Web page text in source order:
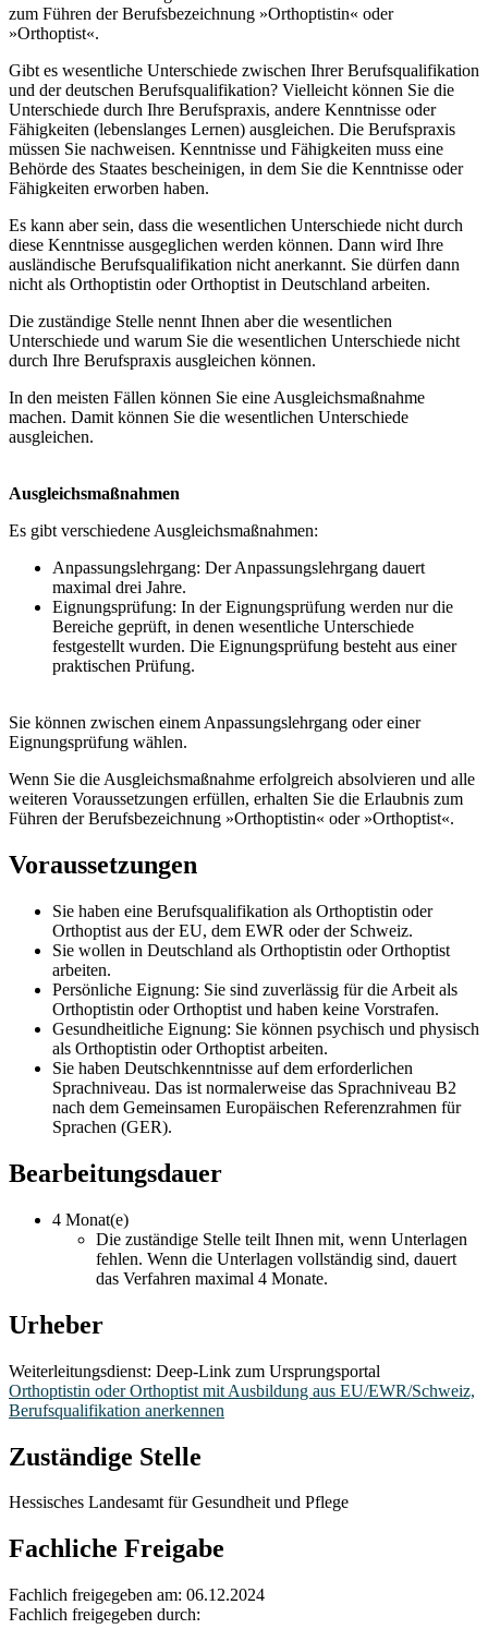
zum Führen der Berufsbezeichnung »Orthoptistin« oder
»Orthoptist«.
Gibt es wesentliche Unterschiede zwischen Ihrer Berufsqualifikation
und der deutschen Berufsqualifikation? Vielleicht können Sie die
Unterschiede durch Ihre Berufspraxis, andere Kenntnisse oder
Fähigkeiten (lebenslanges Lernen) ausgleichen. Die Berufspraxis
müssen Sie nachweisen. Kenntnisse und Fähigkeiten muss eine
Behörde des Staates bescheinigen, in dem Sie die Kenntnisse oder
Fähigkeiten erworben haben.
Es kann aber sein, dass die wesentlichen Unterschiede nicht durch
diese Kenntnisse ausgeglichen werden können. Dann wird Ihre
ausländische Berufsqualifikation nicht anerkannt. Sie dürfen dann
nicht als Orthoptistin oder Orthoptist in Deutschland arbeiten.
Die zuständige Stelle nennt Ihnen aber die wesentlichen
Unterschiede und warum Sie die wesentlichen Unterschiede nicht
durch Ihre Berufspraxis ausgleichen können.
In den meisten Fällen können Sie eine Ausgleichsmaßnahme
machen. Damit können Sie die wesentlichen Unterschiede
ausgleichen.
Ausgleichsmaßnahmen
Es gibt verschiedene Ausgleichsmaßnahmen:
Anpassungslehrgang: Der Anpassungslehrgang dauert
maximal drei Jahre.
Eignungsprüfung: In der Eignungsprüfung werden nur die
Bereiche geprüft, in denen wesentliche Unterschiede
festgestellt wurden. Die Eignungsprüfung besteht aus einer
praktischen Prüfung.
Sie können zwischen einem Anpassungslehrgang oder einer
Eignungsprüfung wählen.
Wenn Sie die Ausgleichsmaßnahme erfolgreich absolvieren und alle
weiteren Voraussetzungen erfüllen, erhalten Sie die Erlaubnis zum
Führen der Berufsbezeichnung »Orthoptistin« oder »Orthoptist«.
Voraussetzungen
Sie haben eine Berufsqualifikation als Orthoptistin oder
Orthoptist aus der EU, dem EWR oder der Schweiz.
Sie wollen in Deutschland als Orthoptistin oder Orthoptist
arbeiten.
Persönliche Eignung: Sie sind zuverlässig für die Arbeit als
Orthoptistin oder Orthoptist und haben keine Vorstrafen.
Gesundheitliche Eignung: Sie können psychisch und physisch
als Orthoptistin oder Orthoptist arbeiten.
Sie haben Deutschkenntnisse auf dem erforderlichen
Sprachniveau. Das ist normalerweise das Sprachniveau B2
nach dem Gemeinsamen Europäischen Referenzrahmen für
Sprachen (GER).
Bearbeitungsdauer
4 Monat(e)
Die zuständige Stelle teilt Ihnen mit, wenn Unterlagen
fehlen. Wenn die Unterlagen vollständig sind, dauert
das Verfahren maximal 4 Monate.
Urheber
Weiterleitungsdienst: Deep-Link zum Ursprungsportal
Orthoptistin oder Orthoptist mit Ausbildung aus EU/EWR/Schweiz,
Berufsqualifikation anerkennen
Zuständige Stelle
Hessisches Landesamt für Gesundheit und Pflege
Fachliche Freigabe
Fachlich freigegeben am: 06.12.2024
Fachlich freigegeben durch: